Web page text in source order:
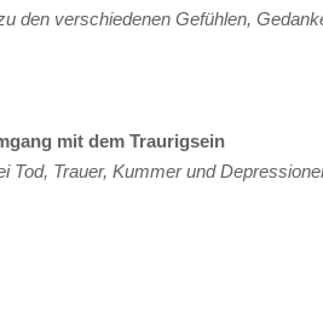
den verschiedenen Gefühlen,
mit dem Traurigsein
Tod, Trauer, Kummer und